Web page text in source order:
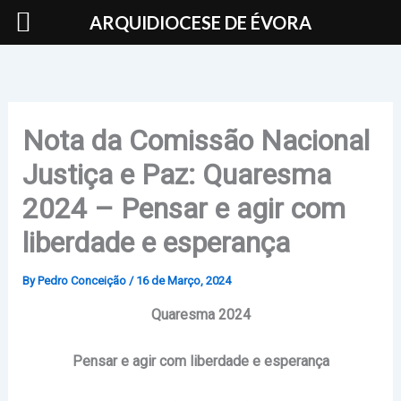
Skip
Nota da Comissão Nacional
Justiça e Paz: Quaresma
2024 – Pensar e agir com
liberdade e esperança
By Pedro Conceição / 16 de Março, 2024
Quaresma 2024
Pensar e agir com liberdade e esperança
ARQUIDIOCESE DE ÉVORA